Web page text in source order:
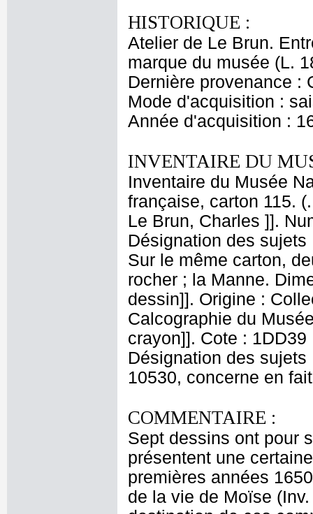
HISTORIQUE :
Atelier de Le Brun.
marque du musée (L.
Dernière provenance :
Mode d'acquisition :
Année d'acquisition :
INVENTAIRE DU
Inventaire du Musée
française, carton 115.
Le Brun, Charles ]].
Désignation des
Sur le même carton,
rocher ; la Manne.
dessin]]. Origine :
Calcographie du
crayon]]. Cote :
Désignation des
10530, concerne en
COMMENTAIRE :
Sept dessins ont pour
présentent une
premières années
de la vie de Moïse